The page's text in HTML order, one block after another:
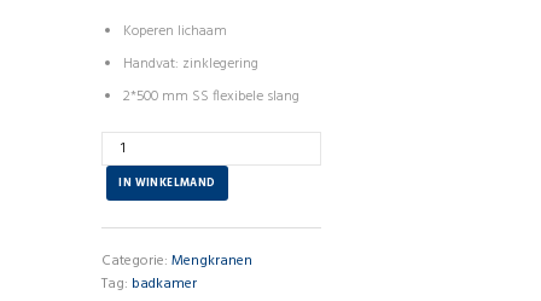
Koperen lichaam
Handvat: zinklegering
2*500 mm SS flexibele slang
Aantal
IN WINKELMAND
Categorie: Mengkranen
Tag: badkamer